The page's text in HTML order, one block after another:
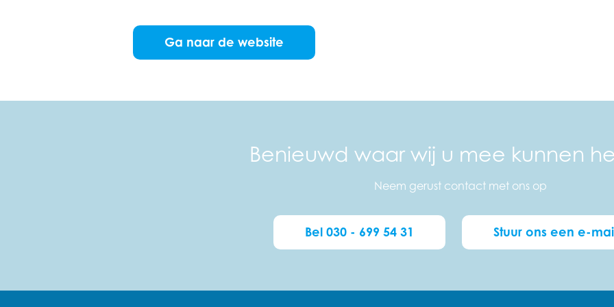
Ga naar de website
Benieuwd waar wij u mee kunnen
Neem gerust contact met ons op
Bel 030 - 699 54 31 Stuur ons een e-